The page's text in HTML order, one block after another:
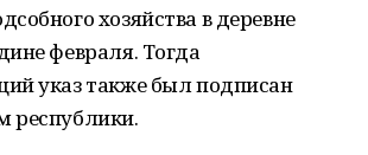
хозяйства в деревне
февраля. Тогда
указ также был подписан
республики.